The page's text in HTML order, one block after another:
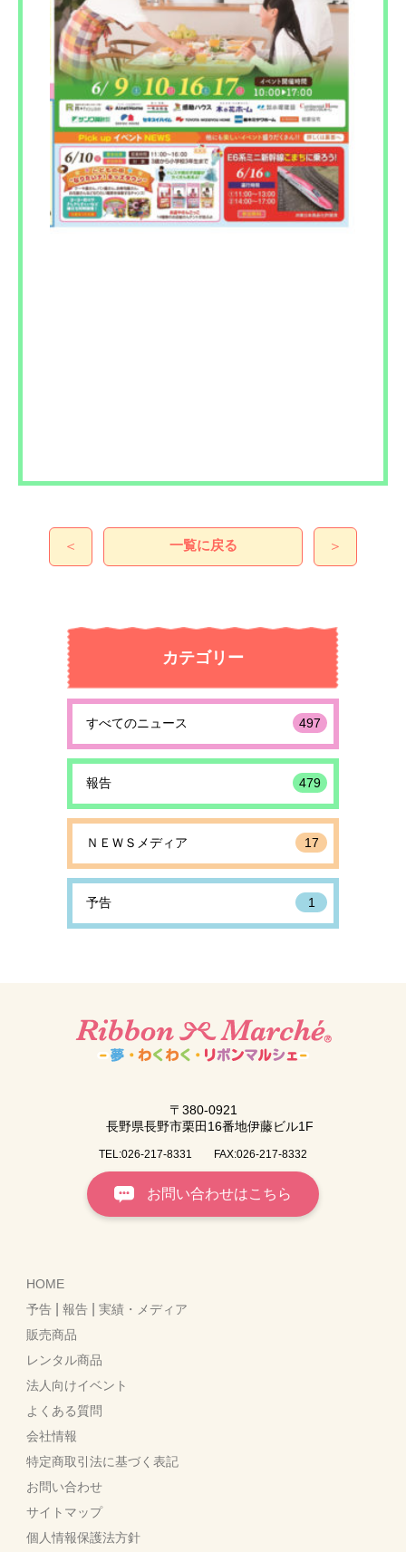
＜ 一覧に戻る ＞
カテゴリー
すべてのニュース 497
報告 479
ＮＥＷＳメディア 17
予告 1
〒380-0921
長野県長野市栗田16番地伊藤ビル1F
TEL:026-217-8331 FAX:026-217-8332
お問い合わせはこちら
HOME
予告 |報告 |実績・メディア
販売商品
レンタル商品
法人向けイベント
よくある質問
会社情報
特定商取引法に基づく表記
お問い合わせ
サイトマップ
個人情報保護法方針